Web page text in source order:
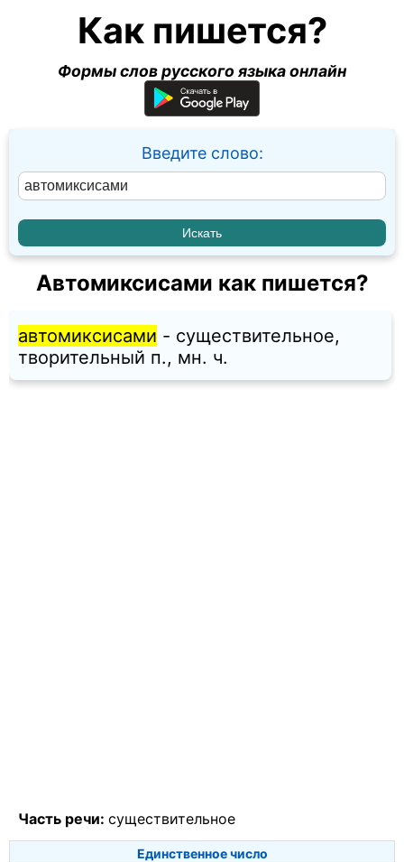
Как пишется?
Формы слов русского языка онлайн
Введите слово:
Автомиксисами как пишется?
автомиксисами - существительное,
творительный п., мн. ч.
Часть речи: существительное
Единственное число